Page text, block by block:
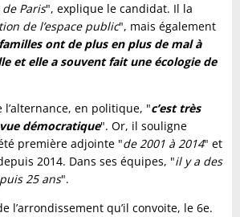
Paris", explique le candidat. Il la
de l’espace public", mais également
ont de plus en plus de mal à
et elle a souvent fait une écologie de
en politique, "c’est très
démocratique". Or, il souligne
première adjointe "de 2001 à 2014" et
2014. Dans ses équipes, "il y a des
25 ans".
l’arrondissement qu’il convoite, le 6e.